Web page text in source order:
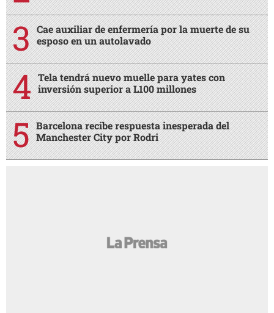
Cae auxiliar de enfermería por la muerte de su
esposo en un autolavado
Tela tendrá nuevo muelle para yates con
inversión superior a L100 millones
Barcelona recibe respuesta inesperada del
Manchester City por Rodri